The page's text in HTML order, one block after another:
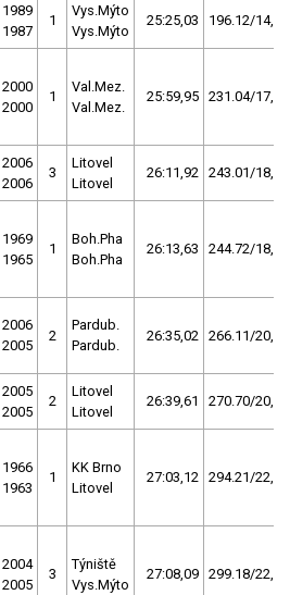
1989
1987
1
Vys.Mýto
Vys.Mýto
25:25,03 196.12/14,8
2000
2000
1
Val.Mez.
Val.Mez.
25:59,95 231.04/17,4
2006
2006
3
Litovel
Litovel
26:11,92 243.01/18,3
1969
1965
1
Boh.Pha
Boh.Pha
26:13,63 244.72/18,4
2006
2005
2
Pardub.
Pardub.
26:35,02 266.11/20,0
2005
2005
2
Litovel
Litovel
26:39,61 270.70/20,4
1966
1963
1
KK Brno
Litovel
27:03,12 294.21/22,1
2004
2005
3
Týniště
Vys.Mýto
27:08,09 299.18/22,5